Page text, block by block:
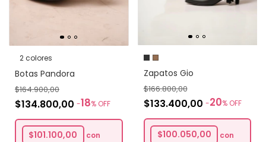
2 colores
Botas Pandora
$134.800,00 -18% OFF
$164.900,00
$101.100,00
con
Zapatos Gio
$133.400,00 -20% OFF
$166.800,00
$100.050,00
con